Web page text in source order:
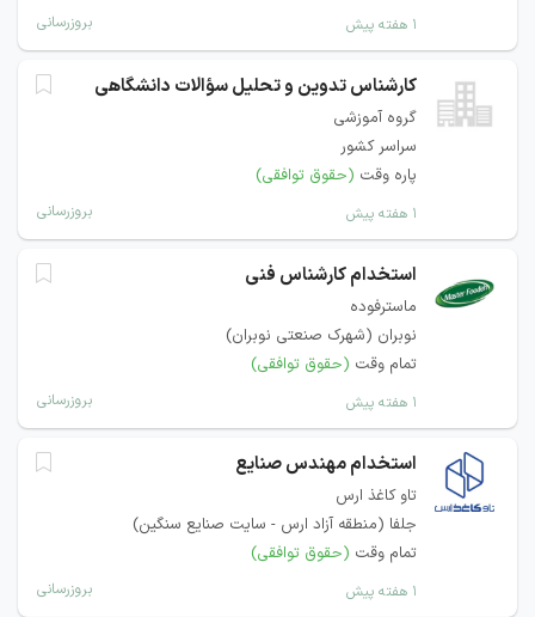
۱ هفته پیش بروزرسانی
کارشناس تدوین و تحلیل سؤالات دانشگاهی
گروه آموزشی
سراسر کشور
پاره وقت (حقوق توافقی)
۱ هفته پیش بروزرسانی
استخدام کارشناس فنی
ماسترفوده
نوبران (شهرک صنعتی نوبران)
تمام وقت (حقوق توافقی)
۱ هفته پیش بروزرسانی
استخدام مهندس صنایع
تاو کاغذ ارس
جلفا (منطقه آزاد ارس - سایت صنایع سنگین)
تمام وقت (حقوق توافقی)
۱ هفته پیش بروزرسانی